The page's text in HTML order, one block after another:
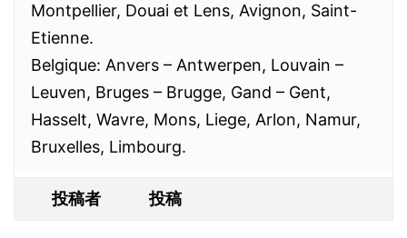
Montpellier, Douai et Lens, Avignon, Saint-
Etienne.
Belgique: Anvers – Antwerpen, Louvain –
Leuven, Bruges – Brugge, Gand – Gent,
Hasselt, Wavre, Mons, Liege, Arlon, Namur,
Bruxelles, Limbourg.
投稿者 投稿